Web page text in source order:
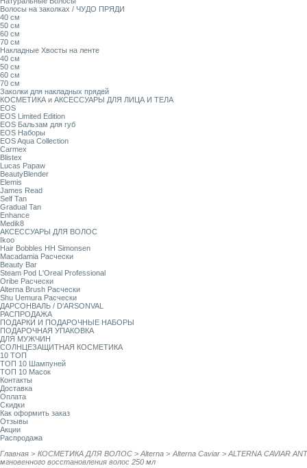
Волосы на заколках / ЧУДО ПРЯДИ
40 см
50 см
60 см
70 см
Накладные Хвосты на ленте
40 см
50 см
60 см
70 см
Заколки для накладных прядей
КОСМЕТИКА и АКСЕССУАРЫ ДЛЯ ЛИЦА И ТЕЛА
EOS
EOS Limited Edition
EOS Бальзам для губ
EOS Наборы
EOS Aqua Collection
Carmex
Blistex
Lucas Papaw
BeautyBlender
Elemis
James Read
Self Tan
Gradual Tan
Enhance
Medik8
АКСЕССУАРЫ ДЛЯ ВОЛОС
Ikoo
Hair Bobbles HH Simonsen
Macadamia Расчески
Beauty Bar
Steam Pod L'Oreal Professional
Oribe Расчески
Alterna Brush Расчески
Shu Uemura Расчески
ДАРСОНВАЛЬ / D'ARSONVAL
РАСПРОДАЖА
ПОДАРКИ И ПОДАРОЧНЫЕ НАБОРЫ
ПОДАРОЧНАЯ УПАКОВКА
ДЛЯ МУЖЧИН
СОЛНЦЕЗАЩИТНАЯ КОСМЕТИКА
10 ТОП
ТОП 10 Шампуней
ТОП 10 Масок
Контакты
Доставка
Оплата
Скидки
Как оформить заказ
Отзывы
Акции
Распродажа
Главная > КОСМЕТИКА ДЛЯ ВОЛОС > Alterna > Alterna Caviar > ALTERNA CAVIAR
мгновенного восстановления волос 250 мл